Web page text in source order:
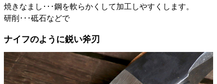
焼きなまし･･･鋼を軟らかくして加工しやすくします。
研削･･･砥石などで
ナイフのように鋭い斧刃